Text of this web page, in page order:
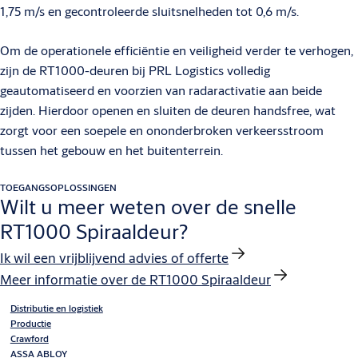
1,75 m/s en gecontroleerde sluitsnelheden tot 0,6 m/s.
Om de operationele efficiëntie en veiligheid verder te verhogen,
zijn de RT1000-deuren bij PRL Logistics volledig
geautomatiseerd en voorzien van radaractivatie aan beide
zijden. Hierdoor openen en sluiten de deuren handsfree, wat
zorgt voor een soepele en ononderbroken verkeersstroom
tussen het gebouw en het buitenterrein.
TOEGANGSOPLOSSINGEN
Wilt u meer weten over de snelle
RT1000 Spiraaldeur?
Ik wil een vrijblijvend advies of offerte
Meer informatie over de RT1000 Spiraaldeur
Distributie en logistiek
Productie
Crawford
ASSA ABLOY